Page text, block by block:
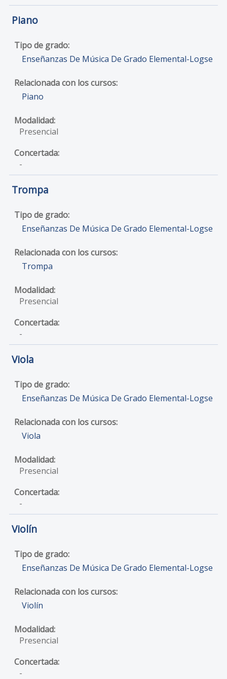
Piano
Enseñanzas De Música De Grado Elemental-Logse
Piano
Presencial
-
Trompa
Enseñanzas De Música De Grado Elemental-Logse
Trompa
Presencial
-
Viola
Enseñanzas De Música De Grado Elemental-Logse
Viola
Presencial
-
Violín
Enseñanzas De Música De Grado Elemental-Logse
Violín
Presencial
-